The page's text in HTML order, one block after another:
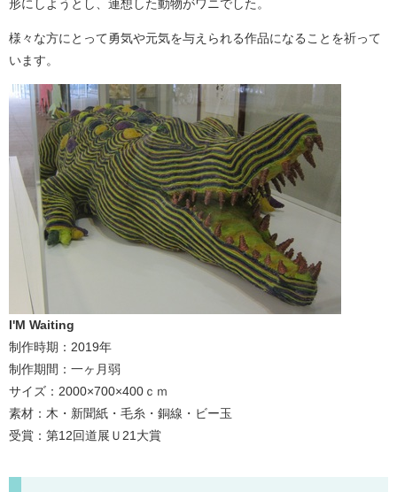
形にしようとし、連想した動物がワニでした。
様々な方にとって勇気や元気を与えられる作品になることを祈って
います。
I'M Waiting
制作時期：2019年
制作期間：一ヶ月弱
サイズ：2000×700×400ｃｍ
素材：木・新聞紙・毛糸・銅線・ビー玉
受賞：第12回道展Ｕ21大賞